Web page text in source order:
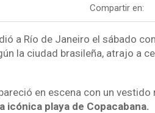
Compartir en:
a Río de Janeiro el sábado
la ciudad brasileña, atrajo a
en escena con un
icónica playa de Copacabana.